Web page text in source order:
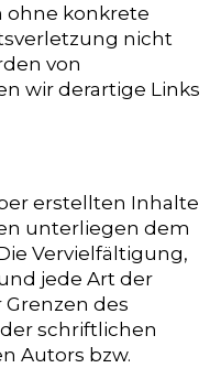
ohne konkrete
nicht
von
wir derartige Links
erstellten Inhalte
unterliegen dem
Vervielfältigung,
jede Art der
des
schriftlichen
Autors bzw.